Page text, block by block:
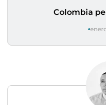
Colombia